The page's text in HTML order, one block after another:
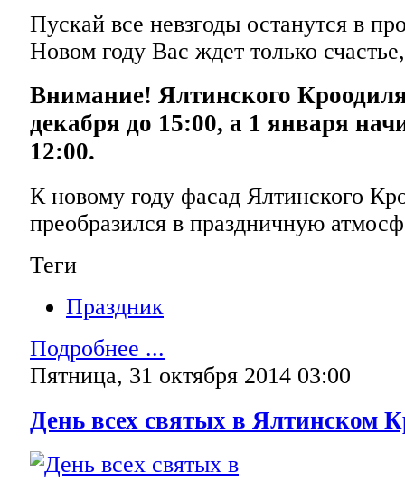
Пускай все невзгоды останутся в
Новом году Вас ждет только
Внимание! Ялтинского
декабря до 15:00, а 1 января
12:00.
К новому году фасад Ялтинского
преобразился в праздничную
Теги
Праздник
Подробнее ...
Пятница, 31 октября 2014 03:00
День всех святых в Ялтинском